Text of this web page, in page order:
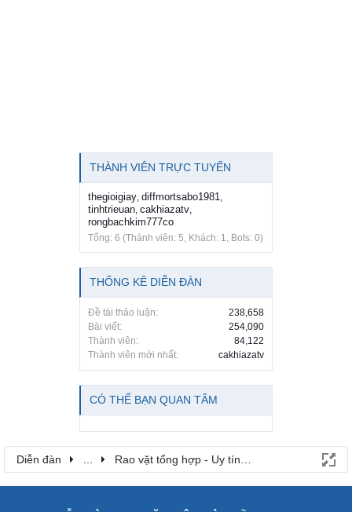
THÀNH VIÊN TRỰC TUYẾN
thegioigiay diffmortsabo1981
tinhtrieuan cakhiazatv
rongbachkim777co
Tổng: 6 (Thành viên: 5, Khách: 1, Bots: 0)
THỐNG KÊ DIỄN ĐÀN
Đề tài thảo luận:
238,658
Bài viết:
254,090
Thành viên:
84,122
Thành viên mới nhất:
cakhiazatv
CÓ THỂ BẠN QUAN TÂM
Diễn đàn Rao vặt tổng hợp - Uy tín - Miễn phí